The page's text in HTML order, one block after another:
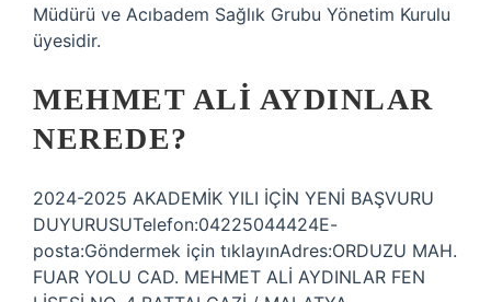
Müdürü ve Acıbadem Sağlık Grubu Yönetim Kurulu
üyesidir.
MEHMET ALI AYDINLAR
NEREDE?
2024-2025 AKADEMİK YILI İÇİN YENİ BAŞVURU
DUYURUSUTelefon:04225044424E-
posta:Göndermek için tıklayınAdres:ORDUZU MAH.
FUAR YOLU CAD. MEHMET ALİ AYDINLAR FEN